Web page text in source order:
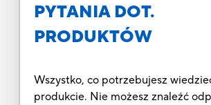
PYTANIA DOT.
PRODUKTÓW
Wszystko, co potrzebujesz
produkcie. Nie możesz znaleźć